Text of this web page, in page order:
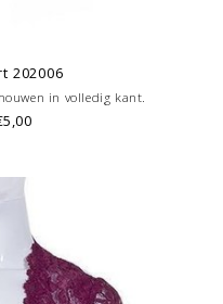
202006
in volledig kant.